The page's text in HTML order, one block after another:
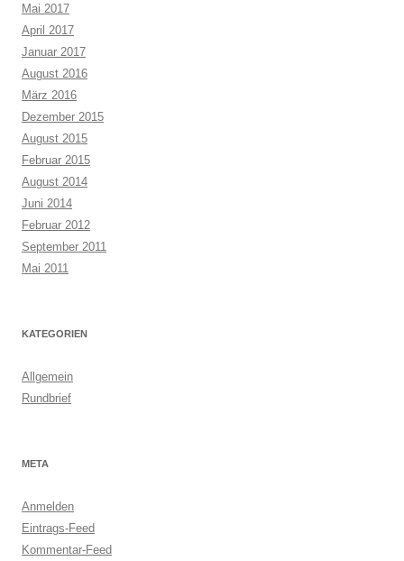
Mai 2017
April 2017
Januar 2017
August 2016
März 2016
Dezember 2015
August 2015
Februar 2015
August 2014
Juni 2014
Februar 2012
September 2011
Mai 2011
KATEGORIEN
Allgemein
Rundbrief
META
Anmelden
Eintrags-Feed
Kommentar-Feed